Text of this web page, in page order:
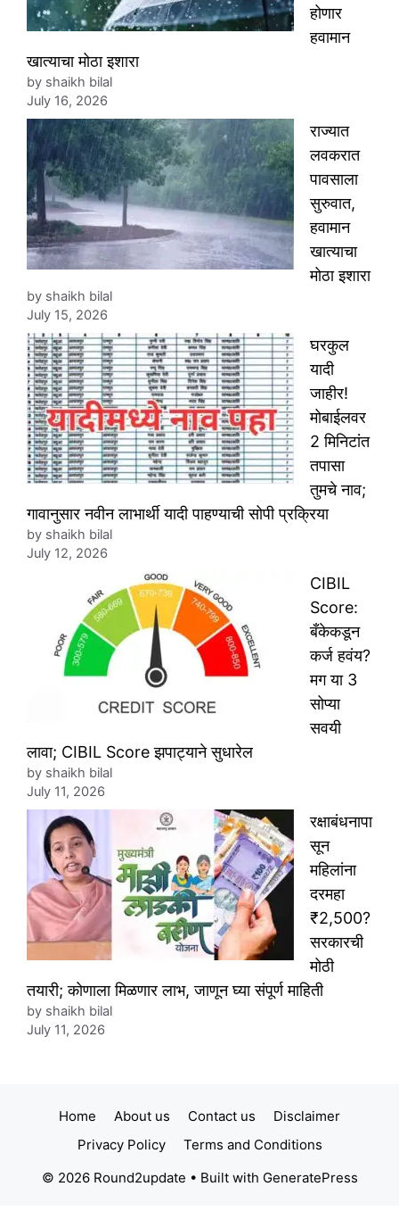
होणार
हवामान
खात्याचा मोठा इशारा
by shaikh bilal
July 16, 2026
राज्यात
लवकरात
पावसाला
सुरुवात,
हवामान
खात्याचा
मोठा इशारा
by shaikh bilal
July 15, 2026
घरकुल
यादी
जाहीर!
मोबाईलवर
2 मिनिटांत
तपासा
तुमचे नाव;
गावानुसार नवीन लाभार्थी यादी पाहण्याची सोपी प्रक्रिया
by shaikh bilal
July 12, 2026
CIBIL
Score:
बँकेकडून
कर्ज हवंय?
मग या 3
सोप्या
सवयी
लावा; CIBIL Score झपाट्याने सुधारेल
by shaikh bilal
July 11, 2026
रक्षाबंधनापा
सून
महिलांना
दरमहा
₹2,500?
सरकारची
मोठी
तयारी; कोणाला मिळणार लाभ, जाणून घ्या संपूर्ण माहिती
by shaikh bilal
July 11, 2026
Home About us Contact us
Disclaimer
Privacy Policy
Terms and Conditions
© 2026 Round2update • Built with GeneratePress